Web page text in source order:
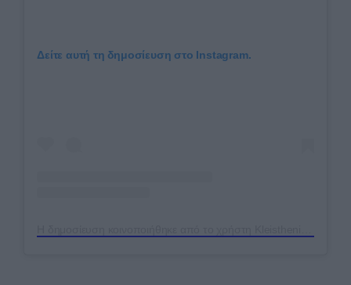
Δείτε αυτή τη δημοσίευση στο Instagram.